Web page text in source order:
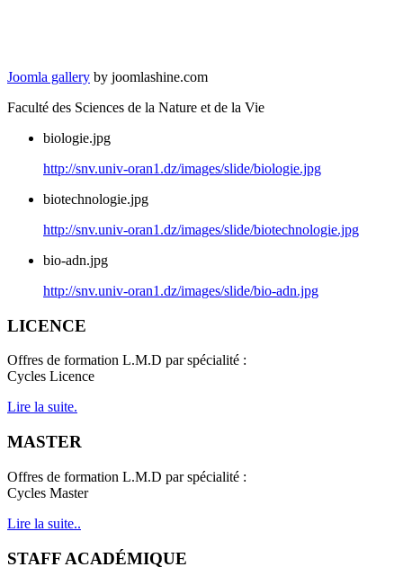
Joomla gallery by joomlashine.com
Faculté des Sciences de la Nature et de la Vie
biologie.jpg
http://snv.univ-oran1.dz/images/slide/biologie.jpg
biotechnologie.jpg
http://snv.univ-oran1.dz/images/slide/biotechnologie.jpg
bio-adn.jpg
http://snv.univ-oran1.dz/images/slide/bio-adn.jpg
LICENCE
Offres de formation L.M.D par spécialité :
Cycles Licence
Lire la suite.
MASTER
Offres de formation L.M.D par spécialité :
Cycles Master
Lire la suite..
STAFF ACADÉMIQUE